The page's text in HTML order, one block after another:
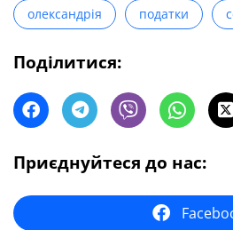
олександрія податки
Поділитися:
Приєднуйтеся до нас: